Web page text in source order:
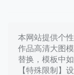
本网站提供个
作品高清大图
替换，模板中
【特殊限制】